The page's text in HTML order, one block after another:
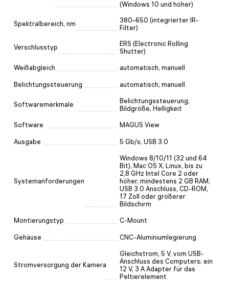
(Windows 10 und höher)
Spektralbereich, nm
380–650 (integrierter IR-
Filter)
Verschlusstyp
ERS (Electronic Rolling
Shutter)
Weißabgleich automatisch, manuell
Belichtungssteuerung automatisch, manuell
Softwaremerkmale
Belichtungssteuerung,
Bildgröße, Helligkeit
Software MAGUS View
Ausgabe 5 Gb/s, USB 3.0
Systemanforderungen
Windows 8/10/11 (32 und 64
Bit), Mac OS X, Linux, bis zu
2,8 GHz Intel Core 2 oder
höher, mindestens 2 GB RAM,
USB 3.0 Anschluss, CD-ROM,
17 Zoll oder größerer
Bildschirm
Montierungstyp C-Mount
Gehäuse CNC-Aluminiumlegierung
Stromversorgung der Kamera
Gleichstrom, 5 V, vom USB-
Anschluss des Computers; ein
12 V, 3 A Adapter für das
Peltierelement